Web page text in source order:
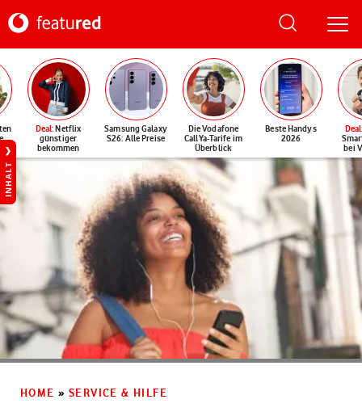
Deal: Netflix
günstiger
bekommen
Samsung Galaxy
S26: Alle Preise
Die Vodafone
CallYa-Tarife im
Überblick
Beste Handys
2026
Deal
bei
INHALT
HOME » SERVICE & HILFE